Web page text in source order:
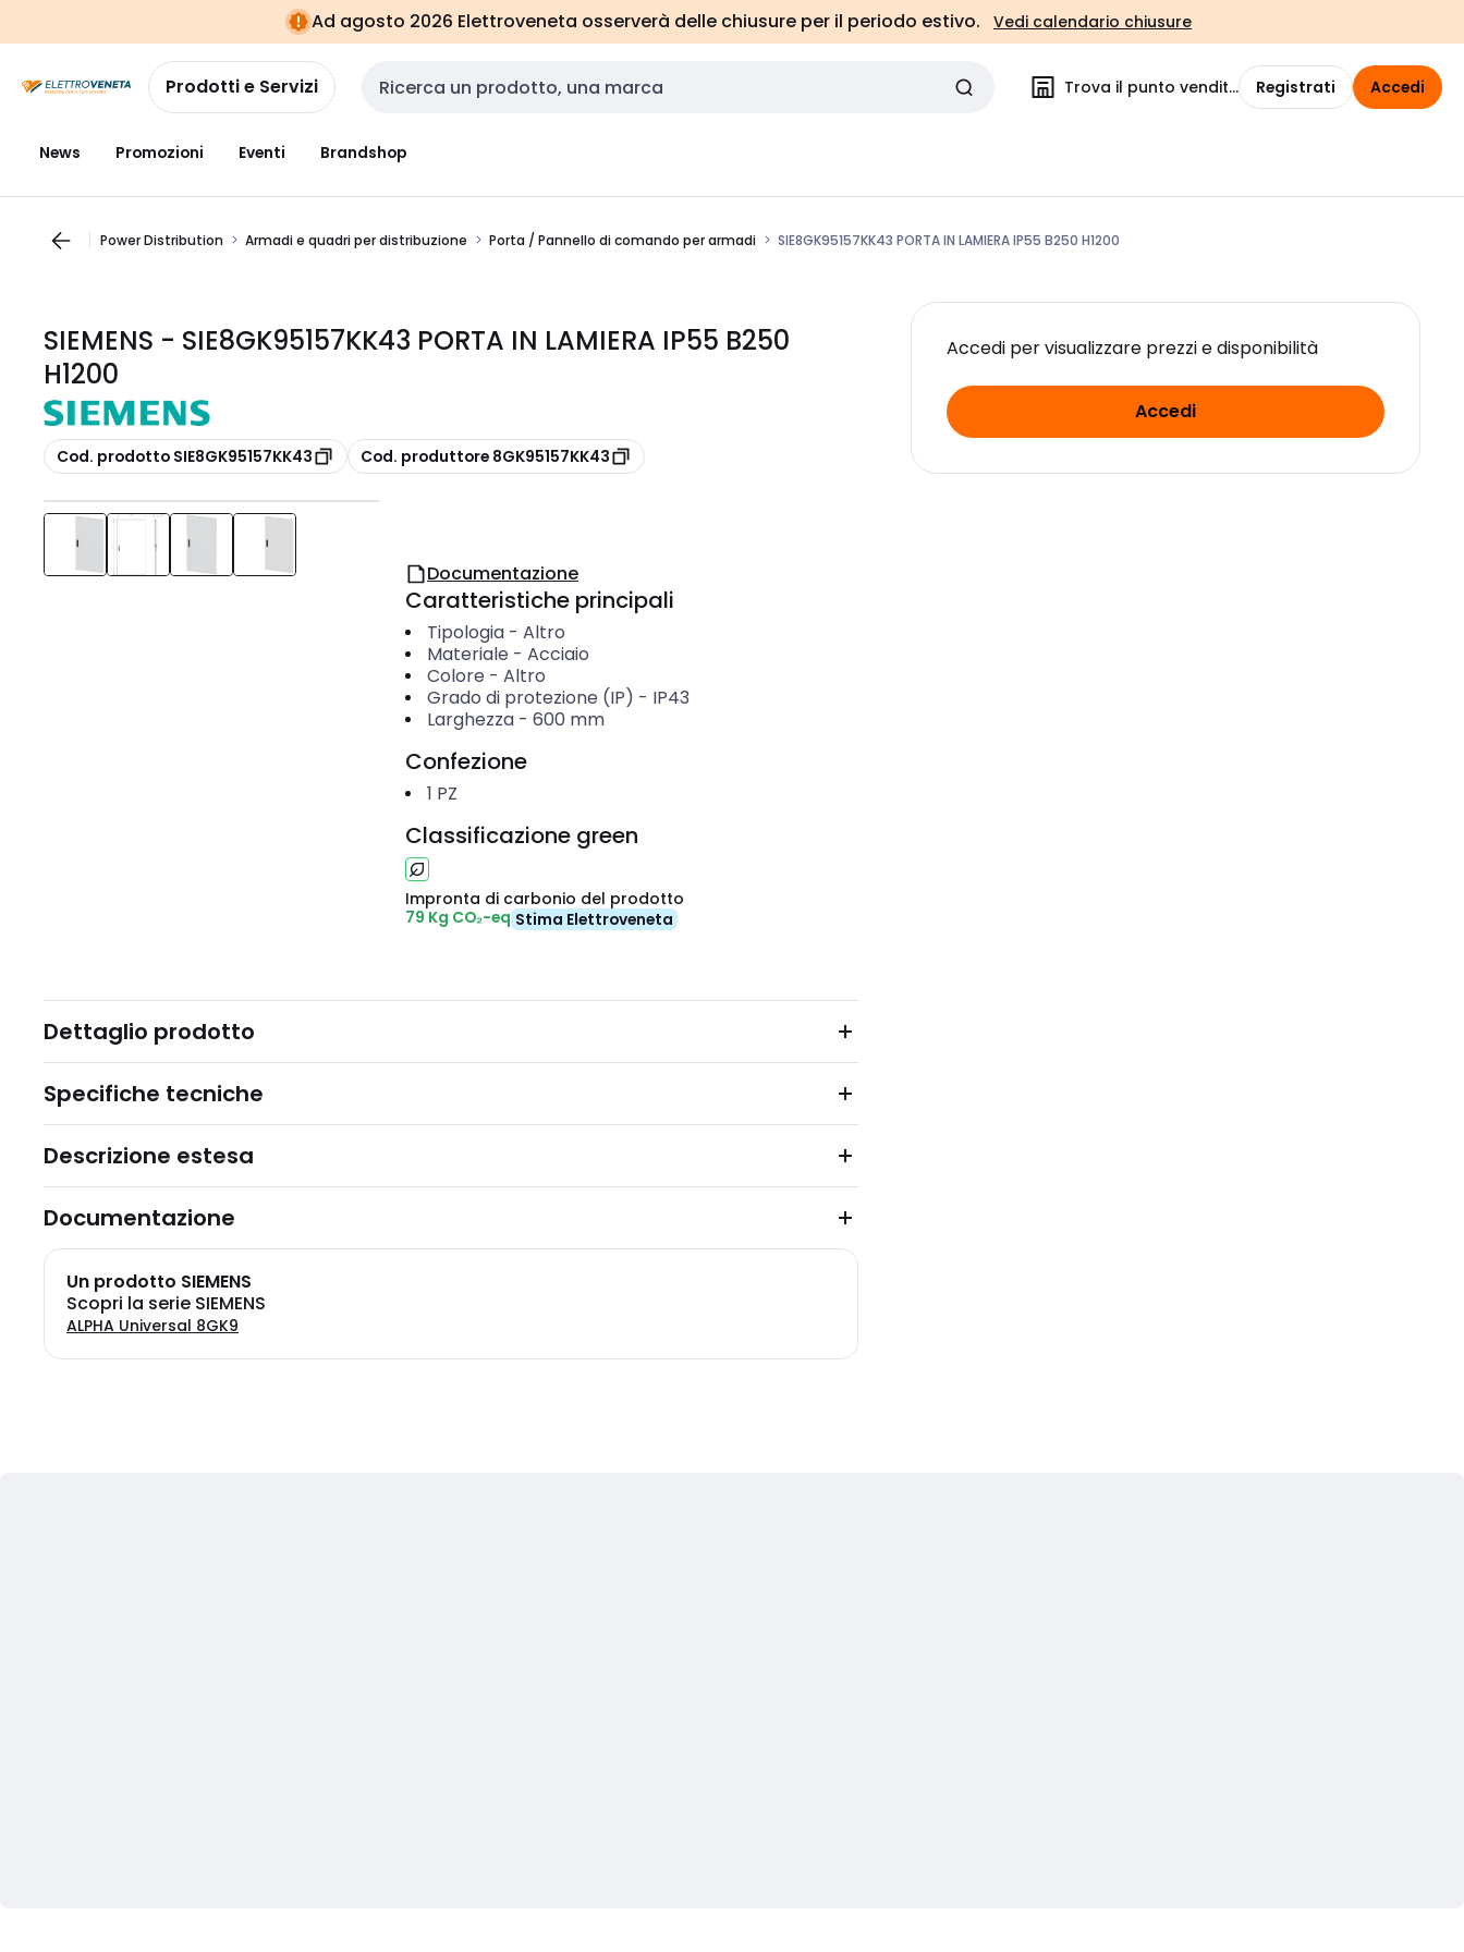
navigazionealla
pagina
Ad agosto 2026 Elettroveneta osserverà delle chiusure per il periodo estivo. Vedi calendario chiusure
Prodotti e Servizi Cerca input Trova il punto vendita Registrati Accedi
News Promozioni Eventi Brandshop
Power Distribution Armadi e quadri per distribuzione Porta / Pannello di comando per armadi SIE8GK95157KK43 PORTA IN LAMIERA IP55 B250 H1200
SIEMENS - SIE8GK95157KK43 PORTA IN LAMIERA IP55 B250
H1200
copia
Cod. prodotto SIE8GK95157KK43 copia
Cod. produttore 8GK95157KK43
Accedi per visualizzare prezzi e disponibilità
Accedi
Documentazione
Caratteristiche principali
Tipologia- Altro
Materiale - Acciaio
Colore - Altro
Grado di protezione (IP) - IP43
Larghezza- 600 mm
Confezione
1 PZ
Classificazione green
Impronta di carbonio del prodotto
79 Kg CO₂-eq Stima Elettroveneta
Dettaglio prodotto
Specifiche tecniche
Descrizione estesa
Documentazione
Un prodotto SIEMENS
Scopri la serie SIEMENS
ALPHA Universal 8GK9